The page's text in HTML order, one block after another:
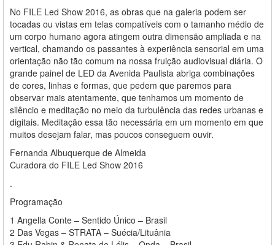
No FILE Led Show 2016, as obras que na galeria podem ser
tocadas ou vistas em telas compatíveis com o tamanho médio de
um corpo humano agora atingem outra dimensão ampliada e na
vertical, chamando os passantes à experiência sensorial em uma
orientação não tão comum na nossa fruição audiovisual diária. O
grande painel de LED da Avenida Paulista abriga combinações
de cores, linhas e formas, que pedem que paremos para
observar mais atentamente, que tenhamos um momento de
silêncio e meditação no meio da turbulência das redes urbanas e
digitais. Meditação essa tão necessária em um momento em que
muitos desejam falar, mas poucos conseguem ouvir.
Fernanda Albuquerque de Almeida
Curadora do FILE Led Show 2016
.
Programação
1 Angella Conte – Sentido Único – Brasil
2 Das Vegas – STRATA – Suécia/Lituânia